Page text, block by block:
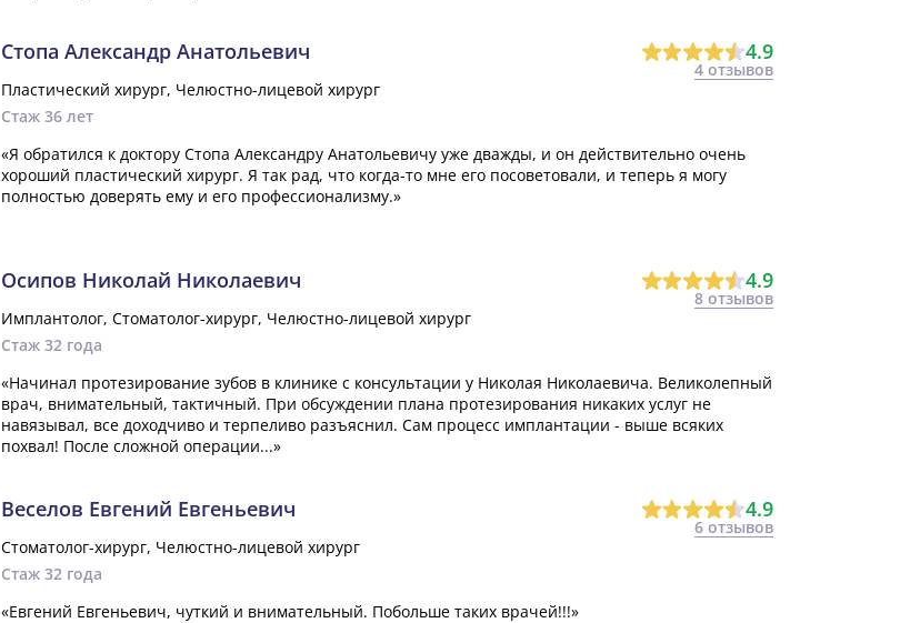
Стопа Александр Анатольевич 4.9
4 отзывов
Пластический хирург, Челюстно-лицевой хирург
Стаж 36 лет
«Я обратился к доктору Стопа Александру Анатольевичу уже дважды, и он действительно очень
хороший пластический хирург. Я так рад, что когда-то мне его посоветовали, и теперь я могу
полностью доверять ему и его профессионализму.»
Осипов Николай Николаевич 4.9
8 отзывов
Имплантолог, Стоматолог-хирург, Челюстно-лицевой хирург
Стаж 32 года
«Начинал протезирование зубов в клинике с консультации у Николая Николаевича. Великолепный
врач, внимательный, тактичный. При обсуждении плана протезирования никаких услуг не
навязывал, все доходчиво и терпеливо разъяснил. Сам процесс имплантации - выше всяких
похвал! После сложной операции...»
Веселов Евгений Евгеньевич 4.9
6 отзывов
Стоматолог-хирург, Челюстно-лицевой хирург
Стаж 32 года
«Евгений Евгеньевич, чуткий и внимательный. Побольше таких врачей!!!»